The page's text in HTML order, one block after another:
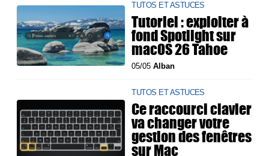
TUTOS ET ASTUCES
Tutoriel : exploiter à
fond Spotlight sur
macOS 26 Tahoe
05/05Alban
TUTOS ET ASTUCES
Ce raccourci clavier
va changer votre
gestion des fenêtres
sur Mac